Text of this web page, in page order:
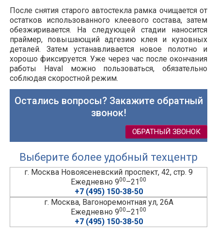
После снятия старого автостекла рамка очищается от
остатков использованного клеевого состава, затем
обезжиривается. На следующей стадии наносится
праймер, повышающий адгезию клея и кузовных
деталей. Затем устанавливается новое полотно и
хорошо фиксируется. Уже через час после окончания
работы Haval можно пользоваться, обязательно
соблюдая скоростной режим.
Остались вопросы? Закажите обратный
звонок!
ОБРАТНЫЙ ЗВОНОК
Выберите более удобный техцентр
г. Москва Новоясеневский проспект, 42, стр. 9
Ежедневно 900–2100
+7 (495) 150-38-50
г. Москва, Вагоноремонтная ул, 26А
Ежедневно 900–2100
+7 (495) 150-38-50